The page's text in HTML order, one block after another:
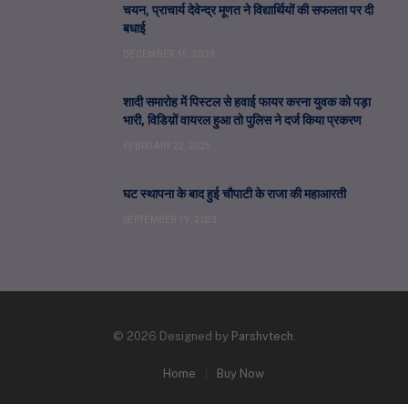
चयन, प्राचार्य देवेन्द्र मूणत ने विद्यार्थियों की सफलता पर दी
बधाई
शादी समारोह में पिस्टल से हवाई फायर करना युवक को पड़ा
भारी, विडिय़ों वायरल हुआ तो पुलिस ने दर्ज किया प्रकरण
घट स्थापना के बाद हुई चौपाटी के राजा की महाआरती
© 2026 Designed by Parshvtech.
Home Buy Now